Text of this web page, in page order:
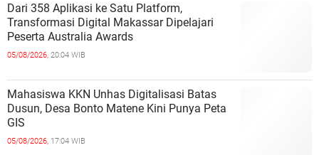
Dari 358 Aplikasi ke Satu Platform,
Transformasi Digital Makassar Dipelajari
Peserta Australia Awards
05/08/2026, 20:04 WIB
Mahasiswa KKN Unhas Digitalisasi Batas
Dusun, Desa Bonto Matene Kini Punya Peta
GIS
05/08/2026, 17:04 WIB